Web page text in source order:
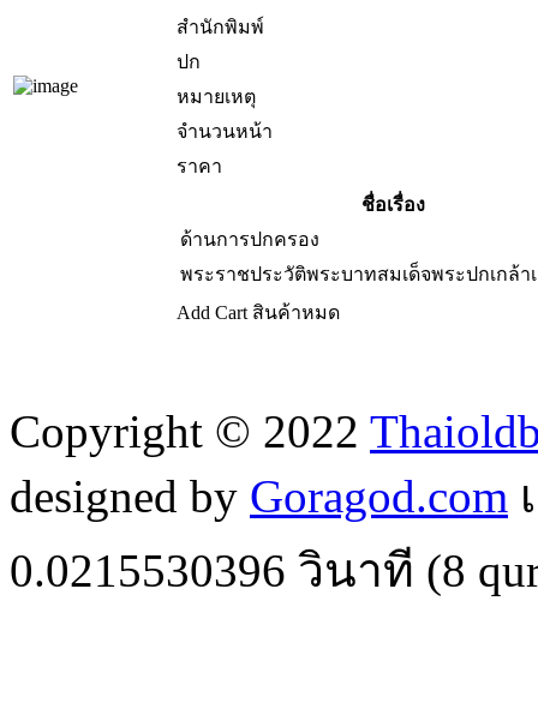
สำนักพิมพ์
ปก
หมายเหตุ
จำนวนหน้า
ราคา
ชื่อเรื่อง
ด้านการปกครอง
พระราชประวัติพระบาทสมเด็จพระปกเกล้า
Add Cart สินค้าหมด
Copyright © 2022
designed by Goragod.com
0.0215530396 วินาที (8